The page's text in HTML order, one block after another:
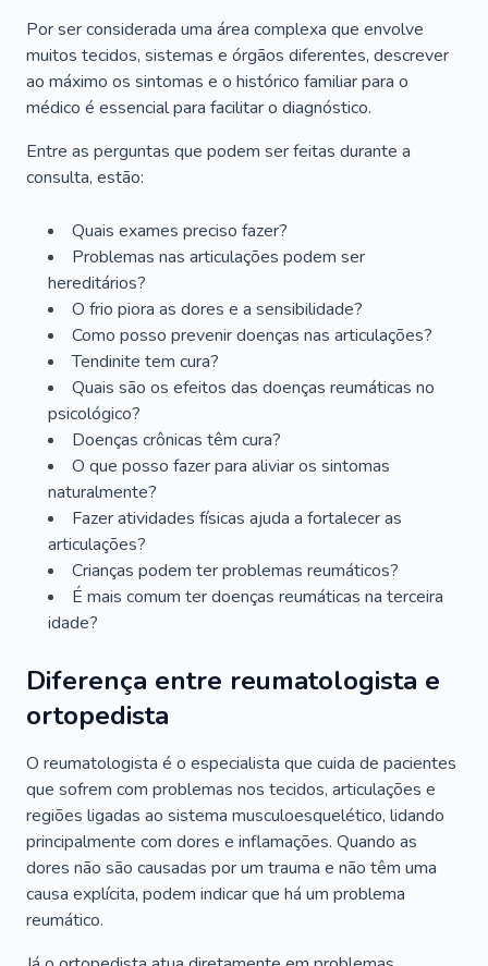
Por ser considerada uma área complexa que envolve
muitos tecidos, sistemas e órgãos diferentes, descrever
ao máximo os sintomas e o histórico familiar para o
médico é essencial para facilitar o diagnóstico.
Entre as perguntas que podem ser feitas durante a
consulta, estão:
Quais exames preciso fazer?
Problemas nas articulações podem ser
hereditários?
O frio piora as dores e a sensibilidade?
Como posso prevenir doenças nas articulações?
Tendinite tem cura?
Quais são os efeitos das doenças reumáticas no
psicológico?
Doenças crônicas têm cura?
O que posso fazer para aliviar os sintomas
naturalmente?
Fazer atividades físicas ajuda a fortalecer as
articulações?
Crianças podem ter problemas reumáticos?
É mais comum ter doenças reumáticas na terceira
idade?
Diferença entre reumatologista e
ortopedista
O reumatologista é o especialista que cuida de pacientes
que sofrem com problemas nos tecidos, articulações e
regiões ligadas ao sistema musculoesquelético, lidando
principalmente com dores e inflamações. Quando as
dores não são causadas por um trauma e não têm uma
causa explícita, podem indicar que há um problema
reumático.